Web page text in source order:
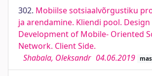
302. Mobiilse sotsiaalvõrgustiku
ja arendamine. Kliendi pool. Design
Development of Mobile- Oriented
Network. Client Side.
Shabala, Oleksandr 04.06.2019